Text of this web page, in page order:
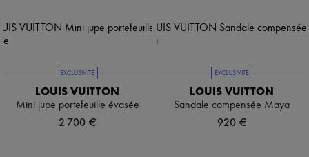
EXCLUSIVITÉ
LOUIS VUITTON
Mini jupe portefeuille évasée
2 700 €
EXCLUSIVITÉ
LOUIS VUITTON
Sandale compensée Maya
920 €